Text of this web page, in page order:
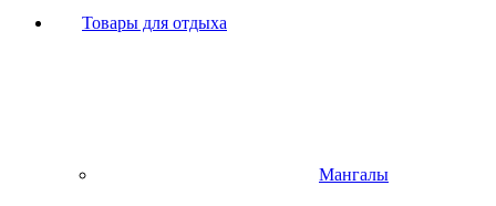
Товары для отдыха
Мангалы